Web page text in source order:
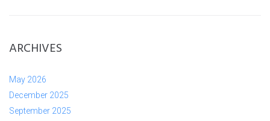
ARCHIVES
May 2026
December 2025
September 2025